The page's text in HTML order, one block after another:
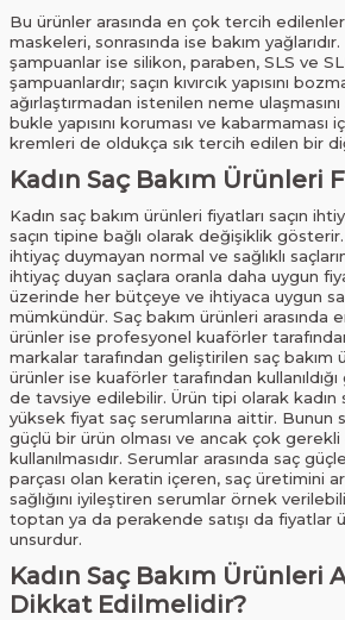
Bu ürünler arasında en çok tercih
maskeleri, sonrasında ise bakım yağlarıdır.
şampuanlar ise silikon, paraben, SLS ve
şampuanlardır; saçın kıvırcık yapısını
ağırlaştırmadan istenilen neme ulaşmasını
bukle yapısını koruması ve kabarmaması
kremleri de oldukça sık tercih edilen bir
Kadın Saç Bakım Ürünleri
Kadın saç bakım ürünleri fiyatları saçın
saçın tipine bağlı olarak değişiklik
ihtiyaç duymayan normal ve sağlıklı
ihtiyaç duyan saçlara oranla daha uygun
üzerinde her bütçeye ve ihtiyaca uygun
mümkündür. Saç bakım ürünleri arasında
ürünler ise profesyonel kuaförler
markalar tarafından geliştirilen saç bakım
ürünler ise kuaförler tarafından
de tavsiye edilebilir. Ürün tipi olarak kadın
yüksek fiyat saç serumlarına aittir. Bunun
güçlü bir ürün olması ve ancak çok
kullanılmasıdır. Serumlar arasında saç
parçası olan keratin içeren, saç üretimini
sağlığını iyileştiren serumlar örnek
toptan ya da perakende satışı da fiyatlar
unsurdur.
Kadın Saç Bakım Ürünleri
Dikkat Edilmelidir?